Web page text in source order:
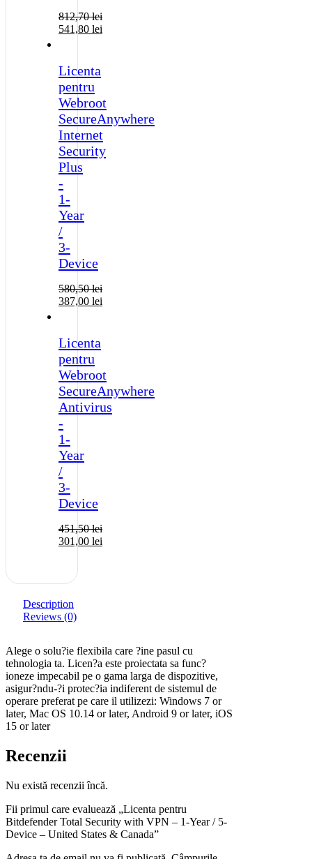
812,70lei
541,80 lei
Licenta
pentru
Webroot
SecureAnywhere
Internet
Security
Plus
-
1-
Year
/
3-
Device
580,50lei
387,00 lei
Licenta
pentru
Webroot
SecureAnywhere
Antivirus
-
1-
Year
/
3-
Device
451,50lei
301,00 lei
Description
Reviews (0)
Alege o solu?ie flexibila care ?ine pasul cu
tehnologia ta. Licen?a este proiectata sa func?
ioneze impecabil pe o gama larga de dispozitive,
asigur?ndu-?i protec?ia indiferent de sistemul de
operare preferat pe care il utilizezi: Windows 7 or
later, Mac OS 10.14 or later, Android 9 or later, iOS
15 or later
Recenzii
Nu există recenzii încă.
Fii primul care evaluează „Licenta pentru
Bitdefender Total Security with VPN – 1-Year / 5-
Device – United States & Canada”